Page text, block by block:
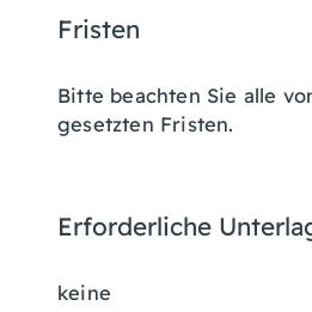
Fristen
Bitte beachten Sie alle
gesetzten Fristen.
Erforderliche
keine